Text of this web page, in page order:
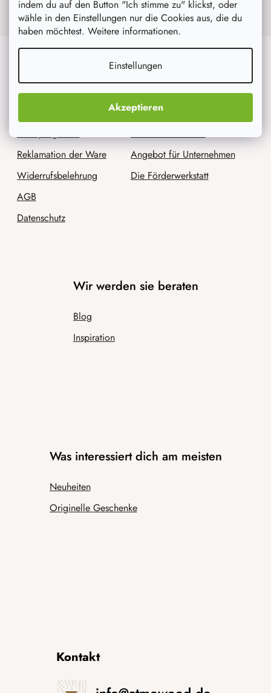
indem du auf den Button "Ich stimme zu" klickst, oder
wähle in den Einstellungen nur die Cookies aus, die du
haben möchtest. Weitere informationen.
Einstellungen
Akzeptieren
personenbezogene Daten zu.
Versand und Zahlung
Reklamation der Ware
Widerrufsbelehrung
AGB
Datenschutz
Wir sind AtmoWood.de
Kontakt
Impressum
Angebot für Unternehmen
Die Förderwerkstatt
Wir werden sie beraten
Blog
Inspiration
Was interessiert dich am meisten
Neuheiten
Originelle Geschenke
Kontakt